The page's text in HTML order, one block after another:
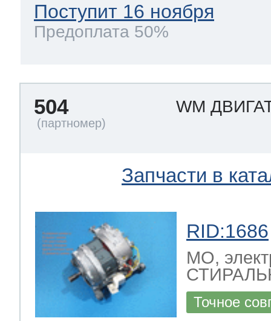
Поступит 16 ноября
Предоплата 50%
504 WM
Запчасти в
RID:1686
МО,
Точное